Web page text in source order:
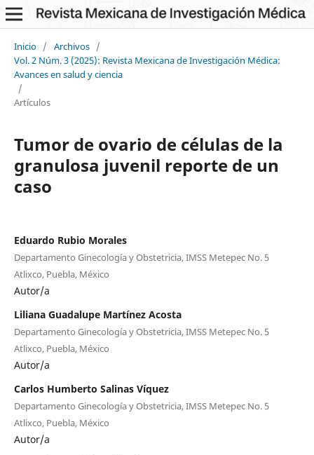
Inicio / Archivos /
Vol. 2 Núm. 3 (2025): Revista Mexicana de Investigación Médica:
Avances en salud y ciencia
/
Artículos
Tumor de ovario de células de la
granulosa juvenil reporte de un
caso
Eduardo Rubio Morales
Departamento Ginecología y Obstetricia, IMSS Metepec No. 5
Atlixco, Puebla, México
Autor/a
Liliana Guadalupe Martínez Acosta
Departamento Ginecología y Obstetricia, IMSS Metepec No. 5
Atlixco, Puebla, México
Autor/a
Carlos Humberto Salinas Víquez
Departamento Ginecología y Obstetricia, IMSS Metepec No. 5
Atlixco, Puebla, México
Autor/a